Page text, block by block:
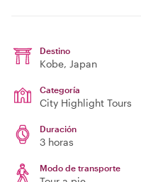
Destino
Kobe, Japan
Categoría
City Highlight Tours
Duración
3 horas
Modo de transporte